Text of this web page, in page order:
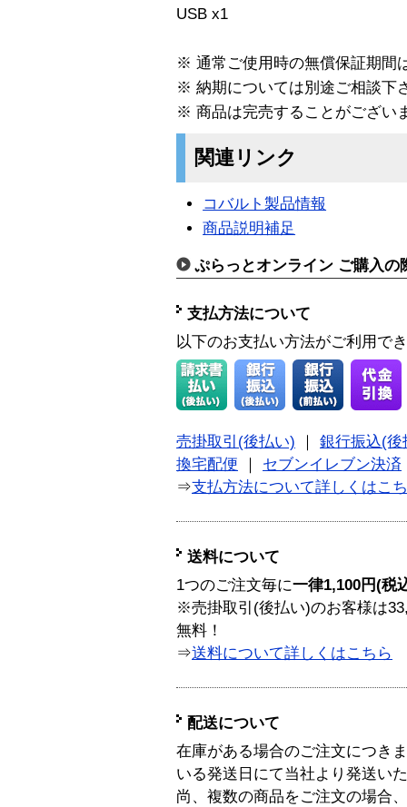
USB x1
※ 通常ご使用時の無償保証期間
※ 納期については別途ご相談下
※ 商品は完売することがござい
関連リンク
コバルト製品情報
商品説明補足
ぷらっとオンライン ご購入の
支払方法について
以下のお支払い方法がご利用で
売掛取引(後払い)
銀行振込(後
換宅配便
セブンイレブン決済
⇒支払方法について詳しくはこ
送料について
1つのご注文毎に一律1,100円(税
※売掛取引(後払い)のお客様は
無料！
⇒送料について詳しくはこちら
配送について
在庫がある場合のご注文につき
いる発送日にて当社より発送い
尚、複数の商品をご注文の場合